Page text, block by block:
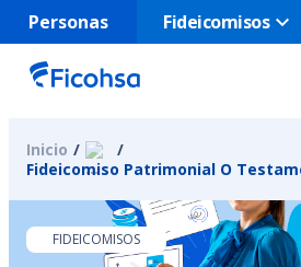
Personas Fideicomisos
Inicio
Fideicomiso Patrimonial O
FIDEICOMISOS